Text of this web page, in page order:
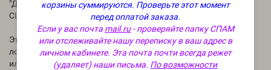
корзины суммируются. Проверьте этот момент
перед оплатой заказа.
Если у вас почта mail.ru- проверяйте папку СПАМ
или отслеживайте нашу переписку в ваш адрес в
личном кабинете. Эта почта почти всегда режет
(удаляет) наши письма. По возможности
"Детская присыпка" (BB Baby Powder Fragrance Oil) - отдушка
США
Этот аромат придает классическую пудровую ноту мылу,
лосьону и бомбочкам для ванн. Он великолепен сам по себе,
или вы можете использовать его, чтобы освежить